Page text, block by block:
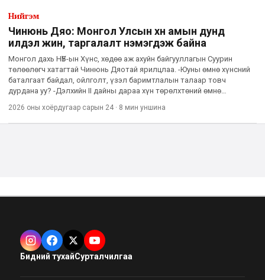
Нийгэм
Чинюнь Дяо: Монгол Улсын хүн амын дунд
илүүдэл жин, таргалалт нэмэгдэж байна
Монгол дахь НҮБ-ын Хүнс, хөдөө аж ахуйн байгууллагын Суурин
төлөөлөгч хатагтай Чинюнь Дяотай ярилцлаа. -Юуны өмнө хүнсний
баталгаат байдал, ойлголт, үзэл баримтлалын талаар товч
дурдана уу? -Дэлхийн II дайны дараа хүн төрөлхтөний өмнө
шийдвэрлэхи
2026 оны хоёрдугаар сарын 24 · 8 мин уншина
Бидний тухайСурталчилгаа